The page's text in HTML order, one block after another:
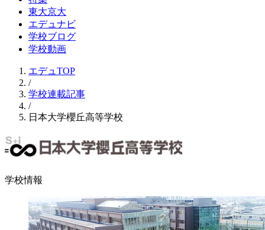
東大京大
エデュナビ
学校ブログ
学校動画
エデュTOP
/
学校連載記事
/
日本大学櫻丘高等学校
学校情報